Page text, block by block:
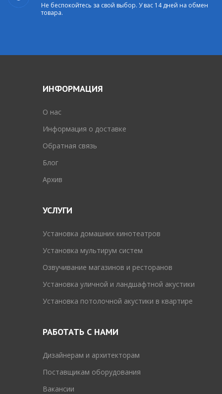
Не беспокойтесь за свой выбор. У вас 14 дней на обмен
товара.
ИНФОРМАЦИЯ
O нас
Информация о доставке
Обратная связь
Блог
Архив
УСЛУГИ
Установка домашних кинотеатров
Установка мультирум систем
Озвучивание магазинов и ресторанов
Установка уличной и ландшафтной акустики
Установка потолочной акустики в квартире
РАБОТАТЬ С НАМИ
Дизайнерам и архитекторам
Поставщикам оборудования
Вакансии